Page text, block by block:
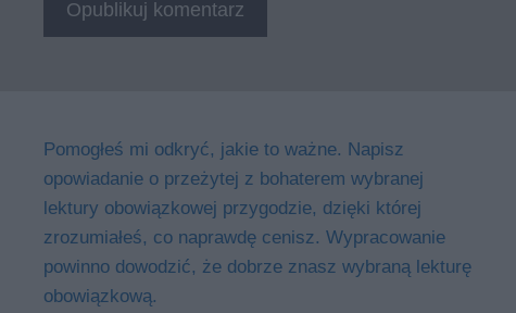
Pomogłeś mi odkryć, jakie to ważne. Napisz
opowiadanie o przeżytej z bohaterem wybranej
lektury obowiązkowej przygodzie, dzięki której
zrozumiałeś, co naprawdę cenisz. Wypracowanie
powinno dowodzić, że dobrze znasz wybraną lekturę
obowiązkową.